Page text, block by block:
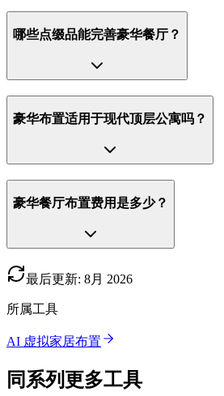
哪些点缀品能完善豪华餐厅？
豪华布置适用于现代顶层公寓吗？
豪华餐厅布置费用是多少？
最后更新: 8月 2026
所属工具
AI 虚拟家居布置
同系列更多工具